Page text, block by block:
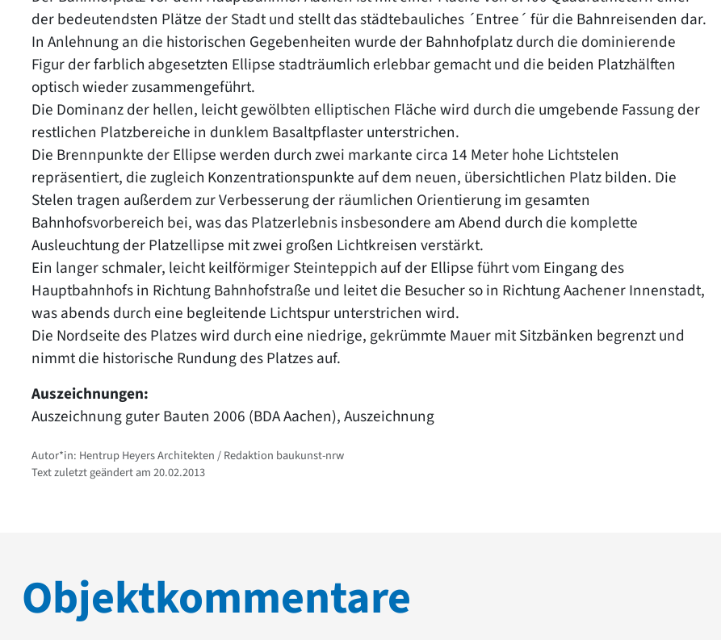
der bedeutendsten Plätze der Stadt und stellt das städtebauliches ´Entree´ für die Bahnreisenden dar.
In Anlehnung an die historischen Gegebenheiten wurde der Bahnhofplatz durch die dominierende
Figur der farblich abgesetzten Ellipse stadträumlich erlebbar gemacht und die beiden Platzhälften
optisch wieder zusammengeführt.
Die Dominanz der hellen, leicht gewölbten elliptischen Fläche wird durch die umgebende Fassung der
restlichen Platzbereiche in dunklem Basaltpflaster unterstrichen.
Die Brennpunkte der Ellipse werden durch zwei markante circa 14 Meter hohe Lichtstelen
repräsentiert, die zugleich Konzentrationspunkte auf dem neuen, übersichtlichen Platz bilden. Die
Stelen tragen außerdem zur Verbesserung der räumlichen Orientierung im gesamten
Bahnhofsvorbereich bei, was das Platzerlebnis insbesondere am Abend durch die komplette
Ausleuchtung der Platzellipse mit zwei großen Lichtkreisen verstärkt.
Ein langer schmaler, leicht keilförmiger Steinteppich auf der Ellipse führt vom Eingang des
Hauptbahnhofs in Richtung Bahnhofstraße und leitet die Besucher so in Richtung Aachener Innenstadt,
was abends durch eine begleitende Lichtspur unterstrichen wird.
Die Nordseite des Platzes wird durch eine niedrige, gekrümmte Mauer mit Sitzbänken begrenzt und
nimmt die historische Rundung des Platzes auf.
Auszeichnungen:
Auszeichnung guter Bauten 2006 (BDA Aachen), Auszeichnung
Autor*in: Hentrup Heyers Architekten / Redaktion baukunst-nrw
Text zuletzt geändert am 20.02.2013
Objektkommentare